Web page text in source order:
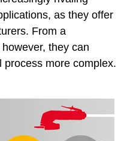
as they offer
From a
they can
process more complex.